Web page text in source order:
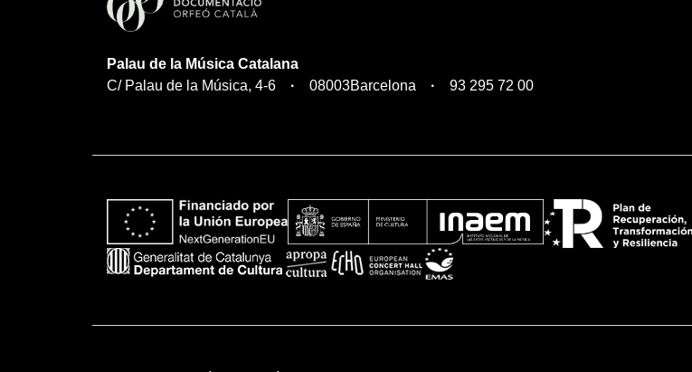
Palau de la Música Catalana
C/ Palau de la Música, 4-6
08003Barcelona 93 295 72 00